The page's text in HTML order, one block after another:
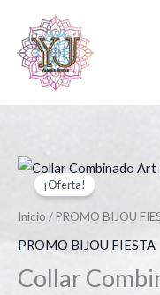
contenido
¡Oferta!
Inicio /PROMO BIJOU
PROMO BIJOU FIESTA
Collar
El
era:
Collar
Combinado
Art
645